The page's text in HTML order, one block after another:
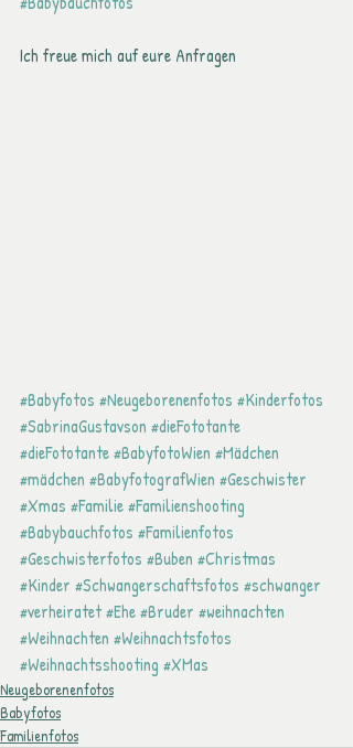
Ich freue mich auf eure Anfragen
#Babyfotos #Neugeborenenfotos #Kinderfotos
#SabrinaGustavson #dieFototante
#dieFototante#BabyfotoWien #Mädchen
#mädchen #BabyfotografWien #Geschwister
#Xmas #Familie#Familienshooting
#Babybauchfotos #Familienfotos
#Geschwisterfotos #Buben #Christmas
#Kinder #Schwangerschaftsfotos #schwanger
#verheiratet#Ehe#Bruder #weihnachten
#Weihnachten #Weihnachtsfotos
#Weihnachtsshooting #XMas
Neugeborenenfotos
Babyfotos
Familienfotos